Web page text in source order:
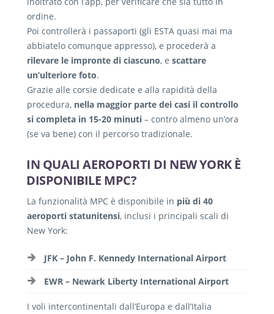
ordine.
Poi controllerà i passaporti (gli ESTA quasi mai ma
abbiatelo comunque appresso), e procederà a
rilevare le impronte di ciascuno, e scattare
un’ulteriore foto.
Grazie alle corsie dedicate e alla rapidità della
procedura, nella maggior parte dei casi il controllo
si completa in 15-20 minuti – contro almeno un’ora
(se va bene) con il percorso tradizionale.
IN QUALI AEROPORTI DI NEW YORK È
DISPONIBILE MPC?
La funzionalità MPC è disponibile in più di 40
aeroporti statunitensi, inclusi i principali scali di
New York:
JFK – John F. Kennedy International Airport
EWR – Newark Liberty International Airport
I voli intercontinentali dall’Europa e dall’Italia